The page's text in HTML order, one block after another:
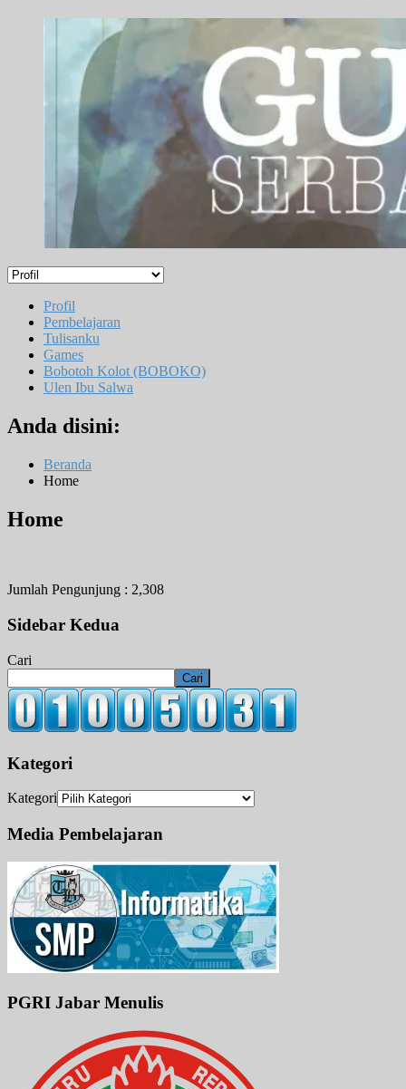
Profil
Pembelajaran
Tulisanku
Games
Bobotoh Kolot (BOBOKO)
Ulen Ibu Salwa
Anda disini:
Beranda
Home
Home
Jumlah Pengunjung : 2,308
Sidebar Kedua
Cari
Cari
Kategori
Kategori
Media Pembelajaran
PGRI Jabar Menulis